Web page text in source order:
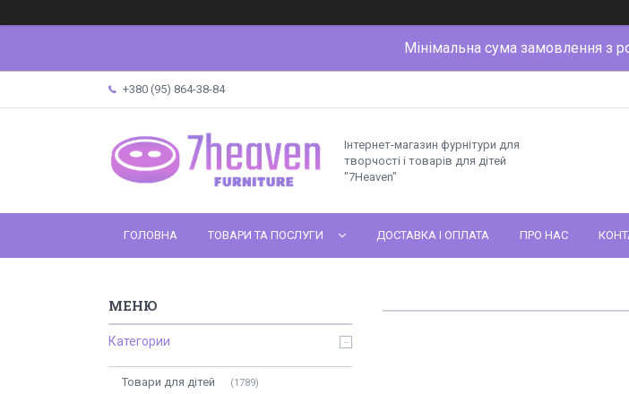
Мінімальна сума замовлення з
+380 (95) 864-38-84
Інтернет-магазин фурнітури для
творчості і товарів для дітей
"7Heaven"
ГОЛОВНА ТОВАРИ ТА ПОСЛУГИ ДОСТАВКА І ОПЛАТА ПРО НАС
Категории
Товари для дітей 1789